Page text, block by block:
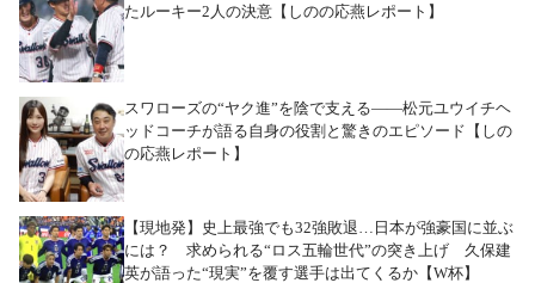
たルーキー2人の決意【しのの応燕レポート】
スワローズの“ヤク進”を陰で支える――松元ユウイチヘ
ッドコーチが語る自身の役割と驚きのエピソード【しの
の応燕レポート】
【現地発】史上最強でも32強敗退…日本が強豪国に並ぶ
には？ 求められる“ロス五輪世代”の突き上げ 久保建
英が語った“現実”を覆す選手は出てくるか【W杯】